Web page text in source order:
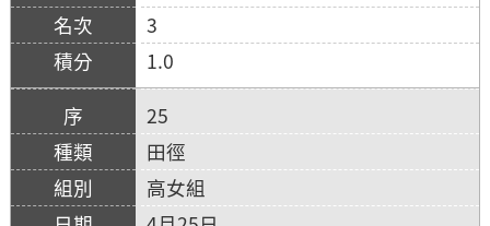
3
1.0
25
田徑
高女組